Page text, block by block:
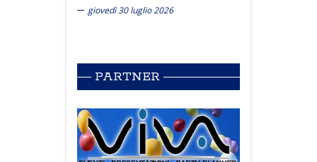
giovedì 30 luglio 2026
PARTNER